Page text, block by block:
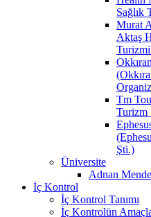
Sağlık
Murat
Aktaş
Tm
Turizm
Şti.)
Üniversite
Adnan
İç Kontrol
İç Kontrol Tanımı
İç Kontrolün